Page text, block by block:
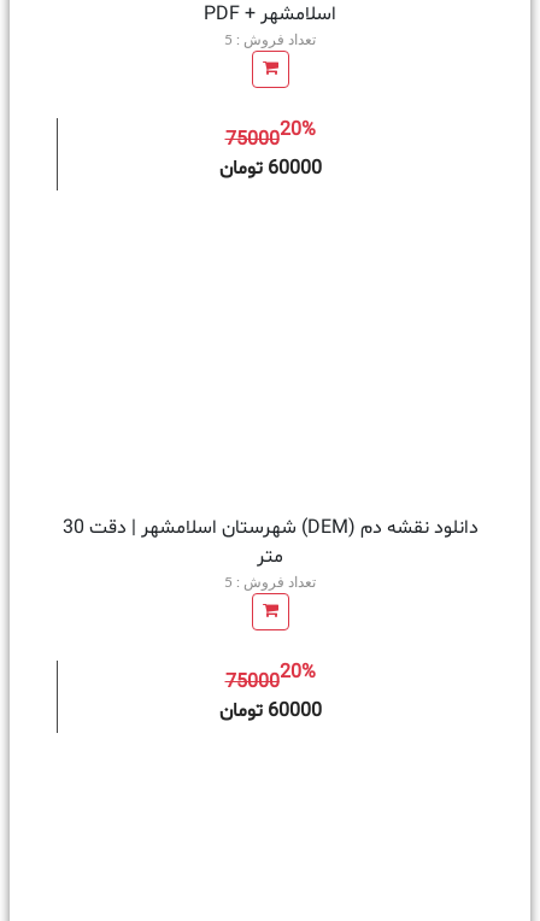
اسلامشهر + PDF
تعداد فروش : 5
7500020%
60000 تومان
دانلود نقشه دم (DEM) شهرستان اسلامشهر | دقت 30
متر
تعداد فروش : 5
7500020%
60000 تومان